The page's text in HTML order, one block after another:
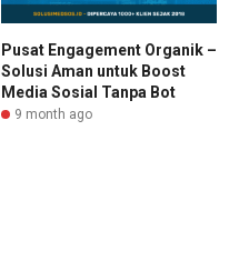
Pusat Engagement Organik –
Solusi Aman untuk Boost
Media Sosial Tanpa Bot
9 month ago